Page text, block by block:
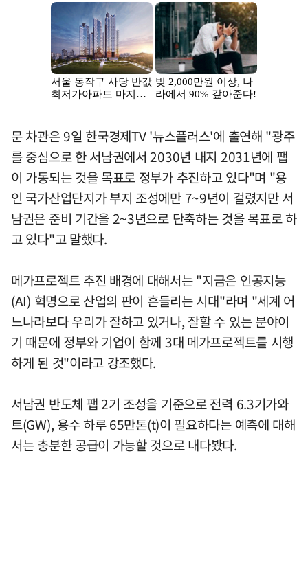
문 차관은 9일 한국경제TV '뉴스플러스'에 출연해 "광주
를 중심으로 한 서남권에서 2030년 내지 2031년에 팹
이 가동되는 것을 목표로 정부가 추진하고 있다"며 "용
인 국가산업단지가 부지 조성에만 7~9년이 걸렸지만 서
남권은 준비 기간을 2~3년으로 단축하는 것을 목표로 하
고 있다"고 말했다.
메가프로젝트 추진 배경에 대해서는 "지금은 인공지능
(AI) 혁명으로 산업의 판이 흔들리는 시대"라며 "세계 어
느나라보다 우리가 잘하고 있거나, 잘할 수 있는 분야이
기 때문에 정부와 기업이 함께 3대 메가프로젝트를 시행
하게 된 것"이라고 강조했다.
서남권 반도체 팹 2기 조성을 기준으로 전력 6.3기가와
트(GW), 용수 하루 65만톤(t)이 필요하다는 예측에 대해
서는 충분한 공급이 가능할 것으로 내다봤다.